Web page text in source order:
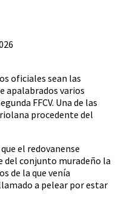
oficiales sean las
apalabrados varios
FFCV. Una de las
procedente del
el redovanense
del conjunto muradeño la
de la que venía
a pelear por estar